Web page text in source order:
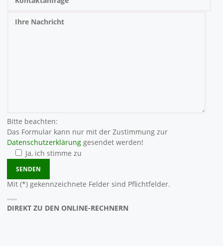
Bitte beachten:
Das Formular kann nur mit der Zustimmung zur
Datenschutzerklärunggesendet werden!
Ja, ich stimme zu
Bitte lasse dieses Feld leer.
Mit (*) gekennzeichnete Felder sind Pflichtfelder.
DIREKT ZU DEN ONLINE-RECHNERN